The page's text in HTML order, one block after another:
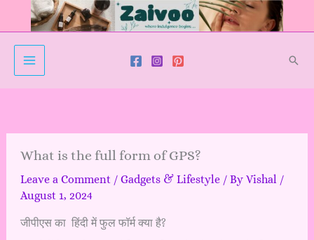
What is the full form of GPS?
Leave a Comment / Gadgets & Lifestyle/ By Vishal /
August 1, 2024
जीपीएस का हिंदी में फुल फॉर्म क्या है?